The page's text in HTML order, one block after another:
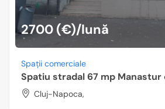
2700 (€)/lună
Spații comerciale
Spatiu stradal 67 mp
Cluj-Napoca,